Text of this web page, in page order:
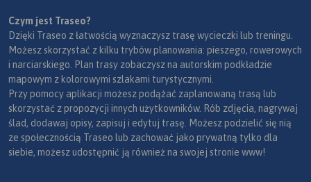
Czym jest Traseo?
Dzięki Traseo z łatwością wyznaczysz trasę wycieczki lub treningu.
Możesz skorzystać z kilku trybów planowania: pieszego, rowerowych
i narciarskiego. Plan trasy zobaczysz na autorskim podkładzie
mapowym z kolorowymi szlakami turystycznymi.
Przy pomocy aplikacji możesz podążać zaplanowaną trasą lub
skorzystać z propozycji innych użytkowników. Rób zdjęcia, nagrywaj
ślad, dodawaj opisy, zapisuj i edytuj trasę. Możesz podzielić się nią
ze społecznością Traseo lub zachować jako prywatną tylko dla
siebie, możesz udostępnić ją również na swojej stronie www!